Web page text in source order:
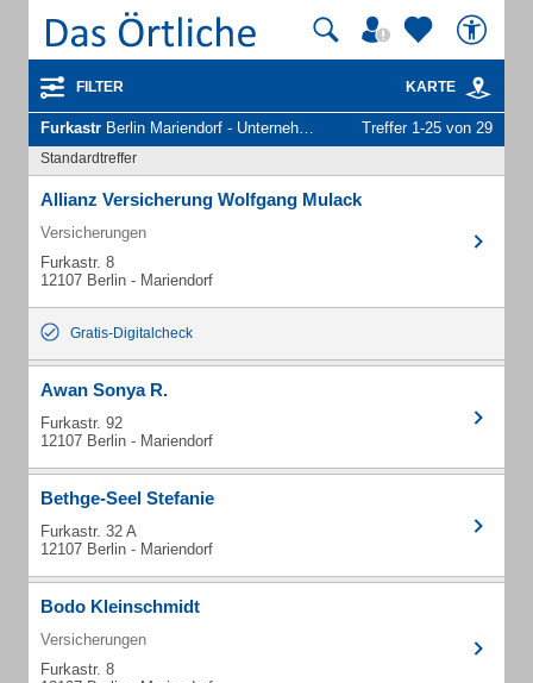
FILTER KARTE
Furkastr Berlin Mariendorf - Unternehmen und Personen Treffer 1-25 von 29
Standardtreffer
Allianz Versicherung Wolfgang Mulack
Versicherungen
Furkastr. 8
12107 Berlin - Mariendorf
Gratis-Digitalcheck
Awan Sonya R.
Furkastr. 92
12107 Berlin - Mariendorf
Bethge-Seel Stefanie
Furkastr. 32 A
12107 Berlin - Mariendorf
Bodo Kleinschmidt
Versicherungen
Furkastr. 8